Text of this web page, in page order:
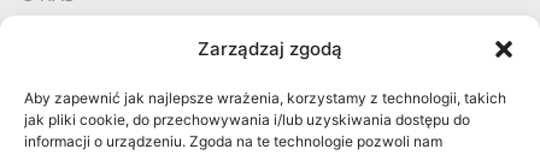
Zarządzaj zgodą
Aby zapewnić jak najlepsze wrażenia, korzystamy z technologii, takich
jak pliki cookie, do przechowywania i/lub uzyskiwania dostępu do
informacji o urządzeniu. Zgoda na te technologie pozwoli nam
REALIZACJE
Pracownia Projektowa CECHOWNIA Aleksandra Grzonka
Stalowa 18, 41-506 Chorzów
NIP: 633 158 05 66